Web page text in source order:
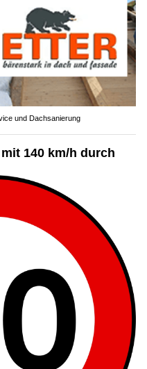
und Dachsanierung
140 km/h durch